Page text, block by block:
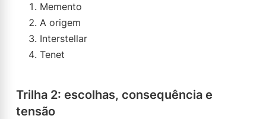
Memento
A origem
Interstellar
Tenet
Trilha 2: escolhas, consequência e
tensão